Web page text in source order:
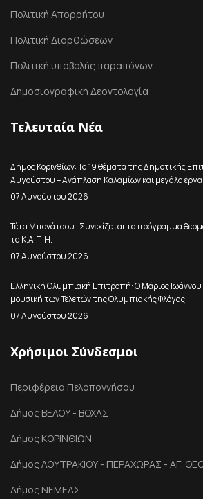
Πολιτική Απορρήτου
Πολιτική Διορθώσεων
Πολιτική υποβολής παραπόνων
Δημοσιογραφική Δεοντολογία
Τελευταία Νέα
Δήμος Κορινθίων: Τα 19 θέματα της Δημοτικής
Αυγούστου – Ανάπλαση Καλαμίων και μεγάλα έργα
07 Αυγούστου 2026
Τέτα Μπονάτσου : Συνεχίζεται το πρόγραμμα
τα Κ.Α.Π.Η.
07 Αυγούστου 2026
Ελληνική Ολυμπιακή Επιτροπή: Ο Μάριος Ιωάννου
μουσική των Τελετών της Ολυμπιακής Φλόγας
07 Αυγούστου 2026
Χρήσιμοι Σύνδεσμοι
Περιφέρεια Πελοποννήσου
Δήμος ΒΕΛΟΥ - ΒΟΧΑΣ
Δήμος ΚΟΡΙΝΘΙΩΝ
Δήμος ΛΟΥΤΡΑΚΙΟΥ - ΠΕΡΑΧΩΡΑΣ - ΑΓ.
Δήμος ΝΕΜΕΑΣ